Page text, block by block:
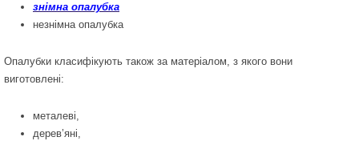
знімна опалубка
незнімна опалубка
Опалубки класифікують також за матеріалом, з якого вони
виготовлені:
металеві,
дерев’яні,